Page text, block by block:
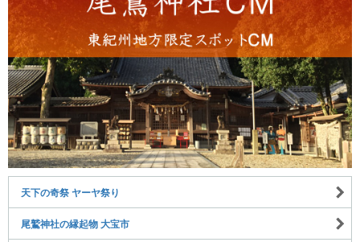
天下の奇祭 ヤーヤ祭り
尾鷲神社の縁起物 大宝市